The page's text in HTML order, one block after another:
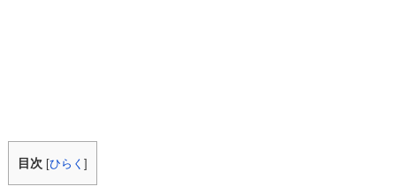
目次 [ひらく]